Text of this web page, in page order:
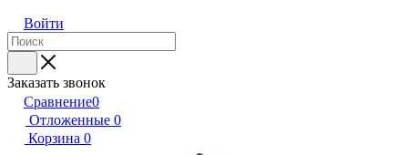
Войти
Заказать звонок
Сравнение0
Отложенные 0
Корзина 0